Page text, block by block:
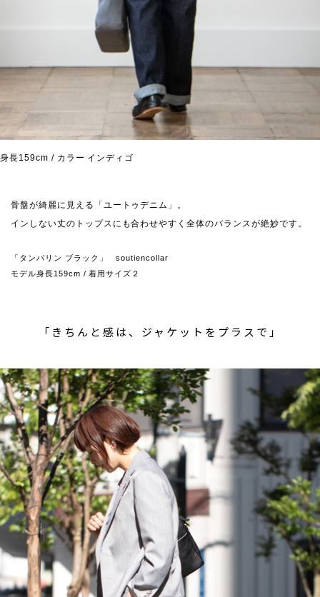
身長159cm / カラー インディゴ
骨盤が綺麗に見える「ユートゥデニム」。
インしない丈のトップスにも合わせやすく全体のバランスが絶妙です。
「タンバリン ブラック」 soutiencollar
モデル身長159cm / 着用サイズ２
「きちんと感は、ジャケットをプラスで」